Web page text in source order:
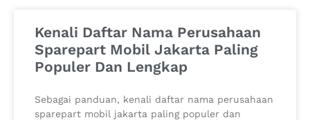
Kenali Daftar Nama Perusahaan
Sparepart Mobil Jakarta Paling
Populer Dan Lengkap
Sebagai panduan, kenali daftar nama perusahaan
sparepart mobil jakarta paling populer dan